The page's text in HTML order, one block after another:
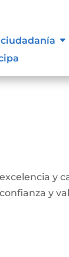
y
y